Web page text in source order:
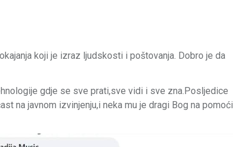
koji je izraz ljudskosti i poštovanja. Dobro je da
gdje se sve prati,sve vidi i sve zna.Posljedice
na javnom izvinjenju,i neka mu je dragi Bog na pomoći